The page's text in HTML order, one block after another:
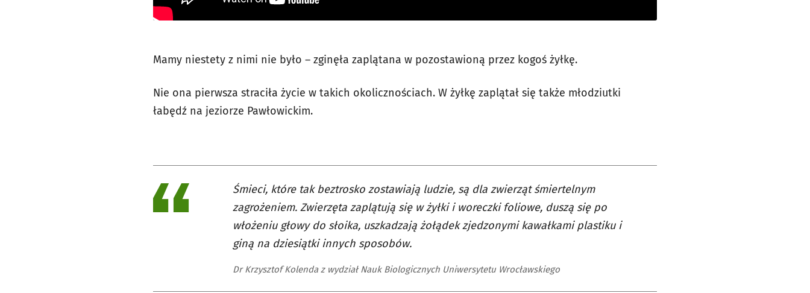
Mamy niestety z nimi nie było – zginęła zaplątana w pozostawioną przez kogoś żyłkę.
Nie ona pierwsza straciła życie w takich okolicznościach. W żyłkę zaplątał się także młodziutki
łabędź na jeziorze Pawłowickim.
Śmieci, które tak beztrosko zostawiają ludzie, są dla zwierząt śmiertelnym
zagrożeniem. Zwierzęta zaplątują się w żyłki i woreczki foliowe, duszą się po
włożeniu głowy do słoika, uszkadzają żołądek zjedzonymi kawałkami plastiku i
giną na dziesiątki innych sposobów.
Dr Krzysztof Kolenda z wydział Nauk Biologicznych Uniwersytetu Wrocławskiego